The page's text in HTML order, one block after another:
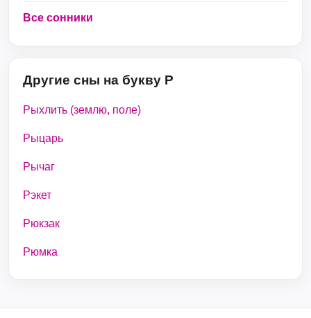
Все сонники
Другие сны на букву Р
Рыхлить (землю, поле)
Рыцарь
Рычаг
Рэкет
Рюкзак
Рюмка